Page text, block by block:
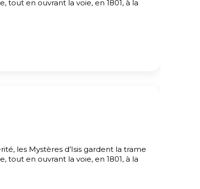
tout en ouvrant la voie, en 1801, à la
les Mystères d’Isis gardent la trame
tout en ouvrant la voie, en 1801, à la